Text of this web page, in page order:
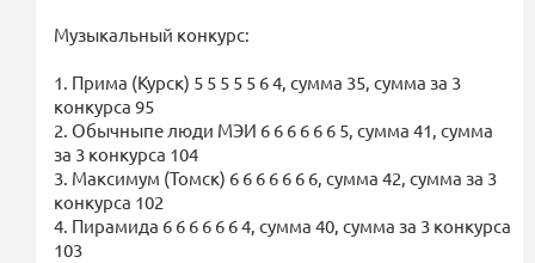
Музыкальный конкурс:
1. Прима (Курск) 5 5 5 5 5 6 4, сумма 35, сумма за 3
конкурса 95
2. Обычныпе люди МЭИ 6 6 6 6 6 6 5, сумма 41, сумма
за 3 конкурса 104
3. Максимум (Томск) 6 6 6 6 6 6 6, сумма 42, сумма за 3
конкурса 102
4. Пирамида 6 6 6 6 6 6 4, сумма 40, сумма за 3 конкурса
103